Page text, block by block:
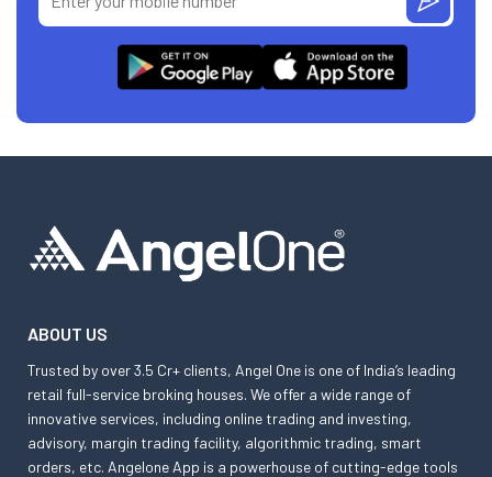
ABOUT US
Trusted by over 3.5 Cr+ clients, Angel One is one of India’s leading
retail full-service broking houses. We offer a wide range of
innovative services, including online trading and investing,
advisory, margin trading facility, algorithmic trading, smart
orders, etc. Angelone App is a powerhouse of cutting-edge tools